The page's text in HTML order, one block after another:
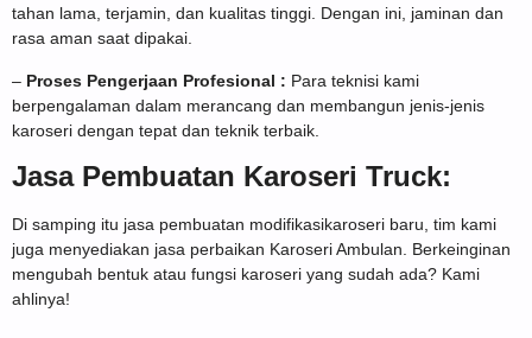
tahan lama, terjamin, dan kualitas tinggi. Dengan ini, jaminan dan
rasa aman saat dipakai.
– Proses Pengerjaan Profesional : Para teknisi kami
berpengalaman dalam merancang dan membangun jenis-jenis
karoseri dengan tepat dan teknik terbaik.
Jasa Pembuatan Karoseri Truck:
Di samping itu jasa pembuatan modifikasikaroseri baru, tim kami
juga menyediakan jasa perbaikan Karoseri Ambulan. Berkeinginan
mengubah bentuk atau fungsi karoseri yang sudah ada? Kami
ahlinya!